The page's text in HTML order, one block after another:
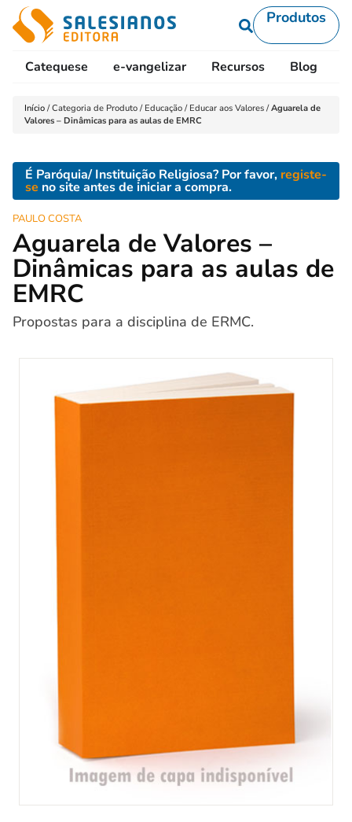
Produtos
Catequese e-vangelizar Recursos Blog
Início /Categoria de Produto / Educação / Educar aos Valores /Aguarela de
Valores – Dinâmicas para as aulas de EMRC
É Paróquia/ Instituição Religiosa? Por favor, registe-
se no site antes de iniciar a compra.
PAULO COSTA
Aguarela de Valores –
Dinâmicas para as aulas de
EMRC
Propostas para a disciplina de ERMC.